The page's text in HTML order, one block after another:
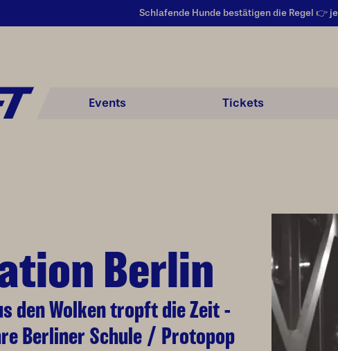
Schlafende Hunde bestätigen die Regel 👉
Events Tickets
Berlin
den Wolken tropft die Zeit -
Berliner Schule / Protopop